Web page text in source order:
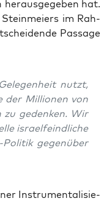
hat.
im Rah­
Pas­sa­ge
nutzt,
der Mil­lio­nen von
geden­ken. Wir
isra­el­feind­li­che
gegen­über
Instru­men­ta­li­sie­